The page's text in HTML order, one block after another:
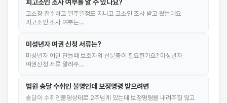
피고소인 조사 여부를 알 수 있나요?
고소장 접수하고 일주일정도 지나고 고소인 조사 받고 왔는데요
피고소인 조사 여부는…
미성년자 여권 신청 서류는?
미성년자 여권 만들때 보호자의 신분증이 필요한가요? 미성년자
여권신청 서류 알려주…
법원 송달 수취인 불명인데 보정명령 받으려면
송달이 수취인불명상태로 2주넘게 있는데 보정명령을 내려주질 않고